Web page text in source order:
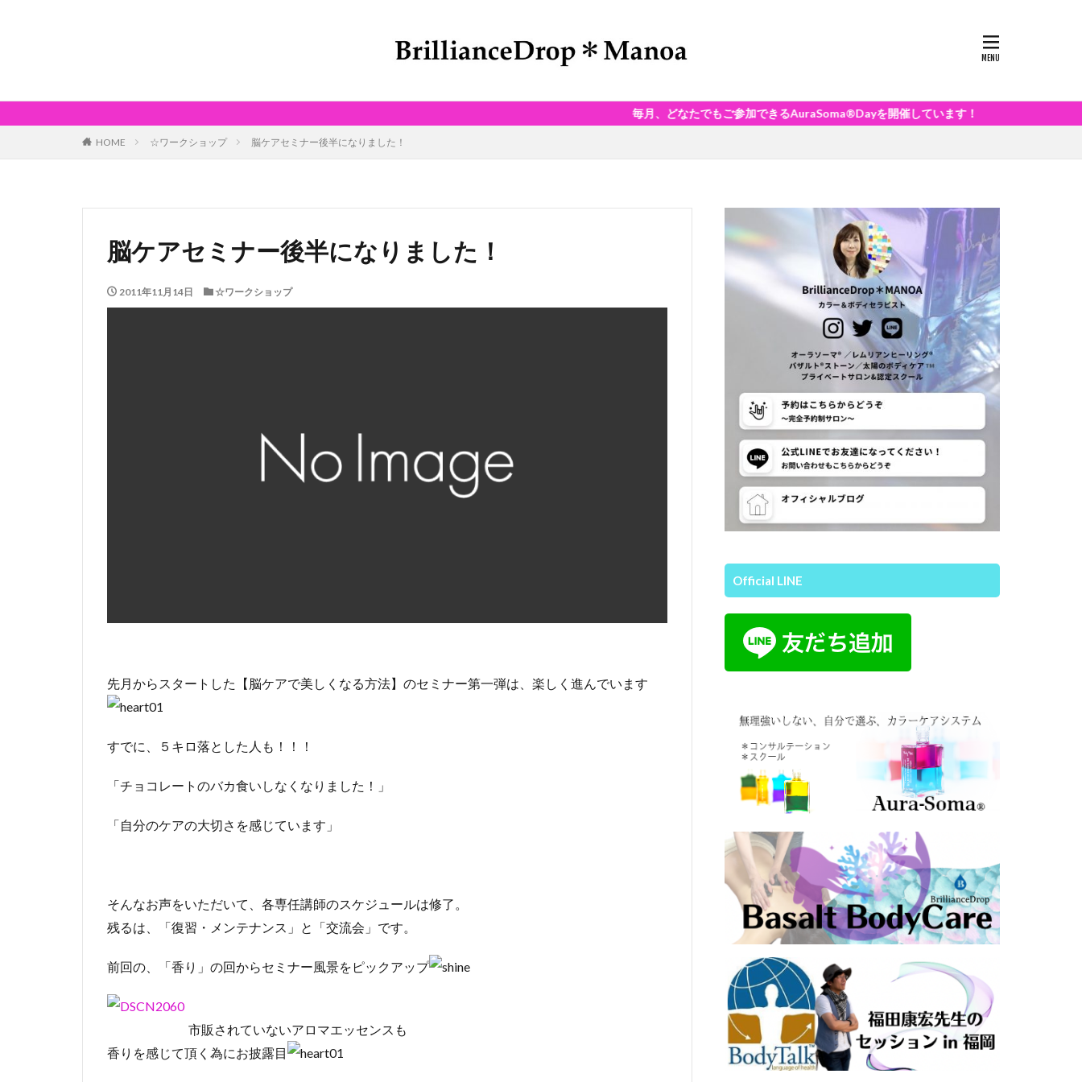
毎月、どなたでもご参加できるAuraSoma®Dayを開催しています！
HOME ☆ワークショップ 脳ケアセミナー後半になりました！
脳ケアセミナー後半になりました！
2011年11月14日 ☆ワークショップ
先月からスタートした【脳ケアで美しくなる方法】のセミナー第一弾は、楽しく進んでいます
すでに、５キロ落とした人も！！！
「チョコレートのバカ食いしなくなりました！」
「自分のケアの大切さを感じています」
そんなお声をいただいて、各専任講師のスケジュールは修了。
残るは、「復習・メンテナンス」と「交流会」です。
前回の、「香り」の回からセミナー風景をピックアップ
市販されていないアロマエッセンスも
香りを感じて頂く為にお披露目
Official LINE